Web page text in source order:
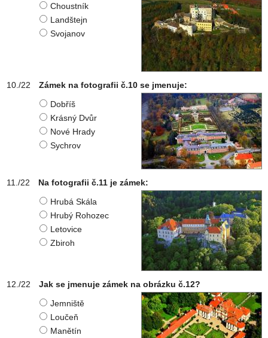
Choustník
Landštejn
Svojanov
Zámek na fotografii č.10 se jmenuje:
Dobříš
Krásný Dvůr
Nové Hrady
Sychrov
Na fotografii č.11 je zámek:
Hrubá Skála
Hrubý Rohozec
Letovice
Zbiroh
Jak se jmenuje zámek na obrázku č.12?
Jemniště
Loučeň
Manětín